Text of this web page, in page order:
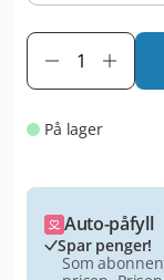
På lager
Auto-påfyll
Spar penger!
Som